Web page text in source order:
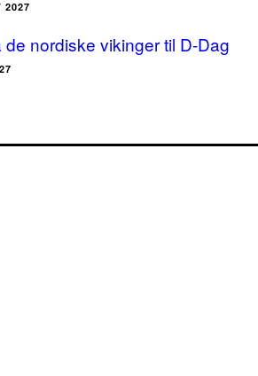
2027
de nordiske vikinger til D-Dag